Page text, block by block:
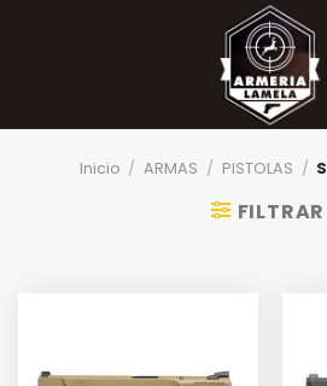
Inicio / ARMAS / PISTOLAS /
FILTRAR